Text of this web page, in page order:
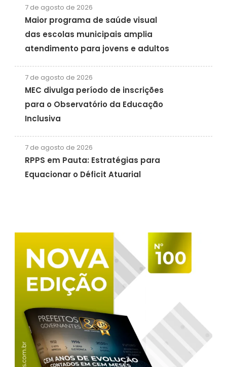
7 de agosto de 2026
Maior programa de saúde visual
das escolas municipais amplia
atendimento para jovens e adultos
7 de agosto de 2026
MEC divulga período de inscrições
para o Observatório da Educação
Inclusiva
7 de agosto de 2026
RPPS em Pauta: Estratégias para
Equacionar o Déficit Atuarial